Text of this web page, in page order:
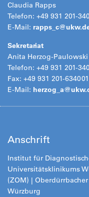
Claudia Rapps
Telefon: +49 931 201-
E-Mail: rapps_c@
Sekretariat
Anita Herzog-Paulowski
Telefon: +49 931 201-
Fax: +49 931 201-634001
E-Mail:
Anschrift
Institut für
Universitätsklinikums
(ZOM) |
Würzburg